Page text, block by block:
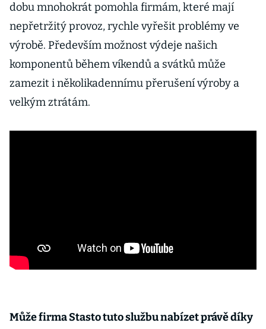
dobu mnohokrát pomohla firmám, které mají
nepřetržitý provoz, rychle vyřešit problémy ve
výrobě. Především možnost výdeje našich
komponentů během víkendů a svátků může
zamezit i několikadennímu přerušení výroby a
velkým ztrátám.
Může firma Stasto tuto službu nabízet právě díky